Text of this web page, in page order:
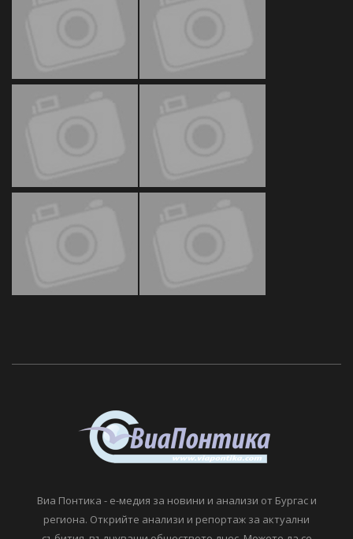
Виа Понтика - е-медия за новини и анализи от Бургас и
региона. Открийте анализи и репортаж за актуални